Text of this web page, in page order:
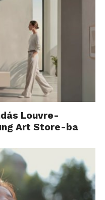
Louvre-
Art Store-ba